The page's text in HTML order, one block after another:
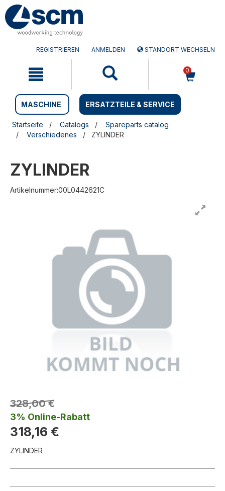
Zum
Inhalt
springen
Zum
Navigationsmen�
springen
REGISTRIEREN ANMELDEN STANDORT WECHSELN
0
MASCHINE ERSATZTEILE & SERVICE
Startseite Catalogs
Spareparts catalog
Verschiedenes
ZYLINDER
ZYLINDER
Artikelnummer:00L0442621C
328,00 €
3% Online-Rabatt
318,16 €
ZYLINDER